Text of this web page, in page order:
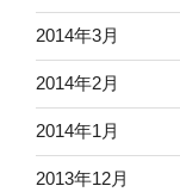
2014年3月
2014年2月
2014年1月
2013年12月